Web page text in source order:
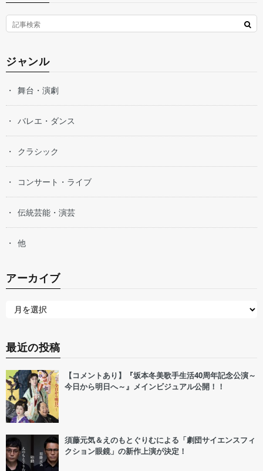
ジャンル
舞台・演劇
バレエ・ダンス
クラシック
コンサート・ライブ
伝統芸能・演芸
他
アーカイブ
最近の投稿
【コメントあり】『坂本冬美歌手生活40周年記念公演～
今日から明日へ～』メインビジュアル公開！！
須藤元気＆えのもとぐりむによる「劇団サイエンスフィ
クション眼鏡」の新作上演が決定！